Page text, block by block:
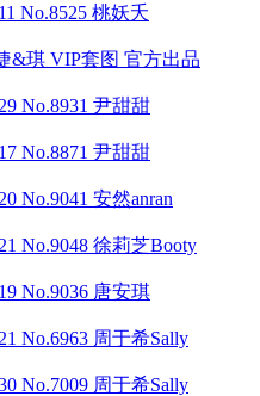
No.8525 桃妖夭
&琪 VIP套图 官方出品
No.8931 尹甜甜
No.8871 尹甜甜
No.9041 安然anran
No.9048 徐莉芝Booty
No.9036 唐安琪
No.6963 周于希Sally
No.7009 周于希Sally